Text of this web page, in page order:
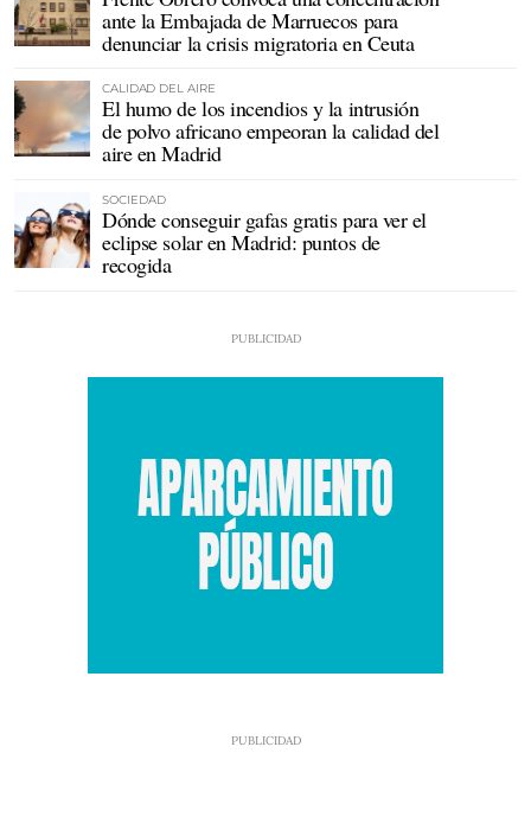
ante la Embajada de Marruecos para
denunciar la crisis migratoria en Ceuta
CALIDAD DEL AIRE
El humo de los incendios y la intrusión
de polvo africano empeoran la calidad del
aire en Madrid
SOCIEDAD
Dónde conseguir gafas gratis para ver el
eclipse solar en Madrid: puntos de
recogida